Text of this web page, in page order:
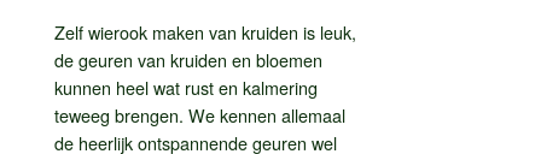
Zelf wierook maken van kruiden is leuk,
de geuren van kruiden en bloemen
kunnen heel wat rust en kalmering
teweeg brengen. We kennen allemaal
de heerlijk ontspannende geuren wel